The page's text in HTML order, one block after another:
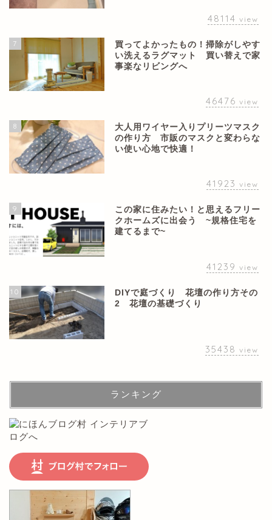
48114 view
7
買ってよかったもの！掃除がしやす
い洗えるラグマット 買い替えで家
事楽なリビングへ
46476 view
8
大人用ワイヤー入りプリーツマスク
の作り方 市販のマスクと変わらな
い使い心地で快適！
41923 view
9
この家に住みたい！と思えるフリー
クホームズに出会う ~規格住宅を
建てるまで~
41239 view
10
DIYで庭づくり 花壇の作り方その
2 花壇の基礎づくり
35438 view
ランキング